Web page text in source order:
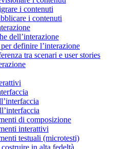
i contenuti
i contenuti
dell’interazione
definire l’interazione
tra scenari e user stories
di composizione
interattivi
testuali (microtesti)
in alta fedeltà